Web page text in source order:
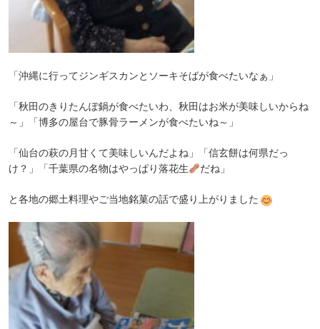
「沖縄に行ってジンギスカンとソーキそばが食べたいなぁ」
「秋田のきりたんぽ鍋が食べたいわ、秋田はお米が美味しいからね
～」「博多の屋台で豚骨ラーメンが食べたいね～」
「仙台の萩の月甘くて美味しいんだよね」「信玄餅は何県だっ
け？」「千葉県の名物はやっぱり落花生
だね」
と各地の郷土料理やご当地銘菓の話で盛り上がりました